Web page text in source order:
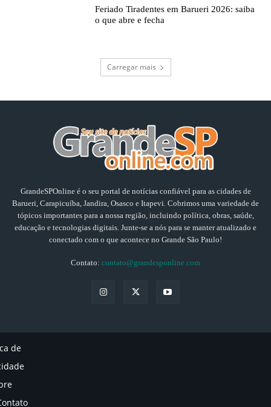
Feriado Tiradentes em Barueri 2026: saiba
o que abre e fecha
Carregar mais
GrandeSPOnline é o seu portal de notícias confiável para as cidades de
Barueri, Carapicuíba, Jandira, Osasco e Itapevi. Cobrimos uma variedade de
tópicos importantes para a nossa região, incluindo política, obras, saúde,
educação e tecnologias digitais. Junte-se a nós para se manter atualizado e
conectado com o que acontece no Grande São Paulo!
Contato: contato@grandesponline.com
de